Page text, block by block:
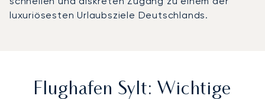
luxuriösesten Urlaubsziele Deutschlands.
Flughafen Sylt: Wichtige